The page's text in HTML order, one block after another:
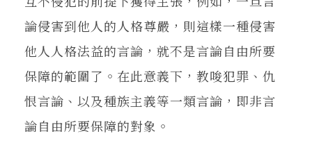
論侵害到他人的人格尊嚴，則這樣一種侵害
他人人格法益的言論，就不是言論自由所要
保障的範圍了。在此意義下，教唆犯罪、仇
恨言論、以及種族主義等一類言論，即非言
論自由所要保障的對象。